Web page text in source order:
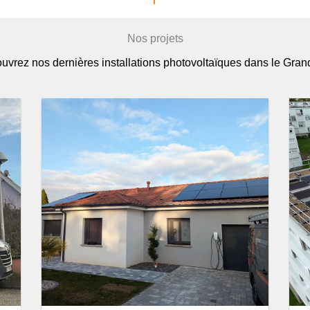
Nos projets
nos dernières installations photovoltaïques dans le